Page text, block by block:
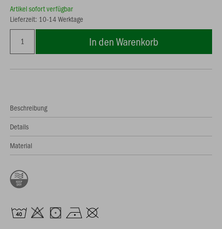
Artikel sofort verfügbar
Lieferzeit: 10-14 Werktage
In den Warenkorb
Beschreibung
Details
Material